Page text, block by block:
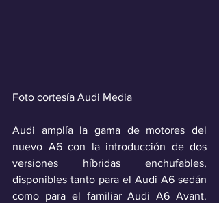
Foto cortesía Audi Media
Audi amplía la gama de motores del
nuevo A6 con la introducción de dos
versiones híbridas enchufables,
disponibles tanto para el Audi A6 sedán
como para el familiar Audi A6 Avant.